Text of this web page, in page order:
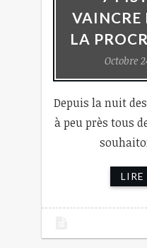
VAINCRE
LA
Octobre
Depuis la nuit
à peu près tous
LIRE